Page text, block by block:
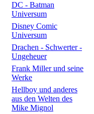
DC - Batman
Universum
Disney Comic
Universum
Drachen - Schwerter -
Ungeheuer
Frank Miller und seine
Werke
Hellboy und anderes
aus den Welten des
Mike Mignol